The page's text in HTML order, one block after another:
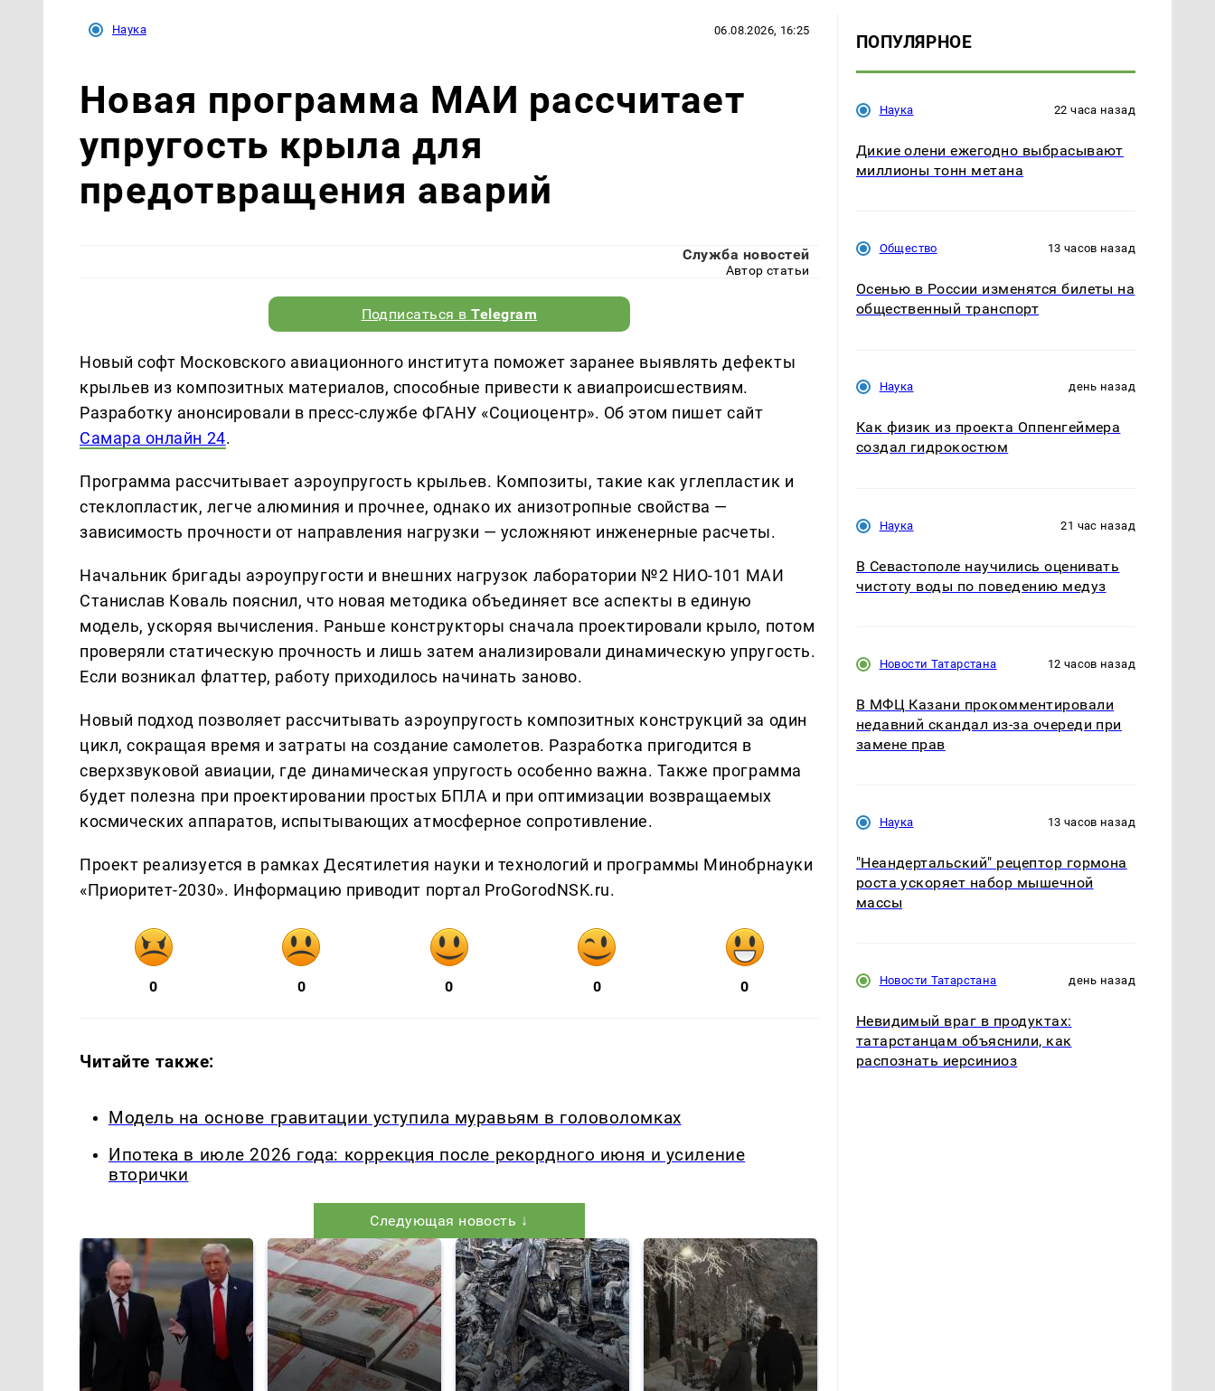
Наука 06.08.2026, 16:25
Новая программа МАИ рассчитает
упругость крыла для
предотвращения аварий
Служба новостей
Автор статьи
Подписаться вTelegram
Новый софт Московского авиационного института поможет заранее выявлять дефекты
крыльев из композитных материалов, способные привести к авиапроисшествиям.
Разработку анонсировали в пресс-службе ФГАНУ «Социоцентр». Об этом пишет сайт
Самара онлайн 24.
Программа рассчитывает аэроупругость крыльев. Композиты, такие как углепластик и
стеклопластик, легче алюминия и прочнее, однако их анизотропные свойства —
зависимость прочности от направления нагрузки — усложняют инженерные расчеты.
Начальник бригады аэроупругости и внешних нагрузок лаборатории №2 НИО-101 МАИ
Станислав Коваль пояснил, что новая методика объединяет все аспекты в единую
модель, ускоряя вычисления. Раньше конструкторы сначала проектировали крыло, потом
проверяли статическую прочность и лишь затем анализировали динамическую упругость.
Если возникал флаттер, работу приходилось начинать заново.
Новый подход позволяет рассчитывать аэроупругость композитных конструкций за один
цикл, сокращая время и затраты на создание самолетов. Разработка пригодится в
сверхзвуковой авиации, где динамическая упругость особенно важна. Также программа
будет полезна при проектировании простых БПЛА и при оптимизации возвращаемых
космических аппаратов, испытывающих атмосферное сопротивление.
Проект реализуется в рамках Десятилетия науки и технологий и программы Минобрнауки
«Приоритет-2030». Информацию приводит портал ProGorodNSK.ru.
0 0 0 0 0
Читайте также:
Модель на основе гравитации уступила муравьям в головоломках
Ипотека в июле 2026 года: коррекция после рекордного июня и усиление
вторички
Следующая новость ↓
ПОПУЛЯРНОЕ
Наука 22 часа назад
Дикие олени ежегодно выбрасывают
миллионы тонн метана
Общество 13 часов назад
Осенью в России изменятся билеты на
общественный транспорт
Наука день назад
Как физик из проекта Оппенгеймера
создал гидрокостюм
Наука 21 час назад
В Севастополе научились оценивать
чистоту воды по поведению медуз
Новости Татарстана 12 часов назад
В МФЦ Казани прокомментировали
недавний скандал из-за очереди при
замене прав
Наука 13 часов назад
"Неандертальский" рецептор гормона
роста ускоряет набор мышечной
массы
Новости Татарстана день назад
Невидимый враг в продуктах:
татарстанцам объяснили, как
распознать иерсиниоз